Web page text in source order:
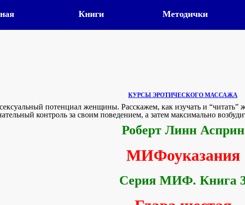
Книги Методички
КУРСЫ ЭРОТИЧЕСКОГО МАССАЖА
потенциал женщины. Расскажем, как изучать и
контроль за своим поведением, а затем максимально
Роберт Линн Асприн
МИФоуказания
Серия МИФ. Книга